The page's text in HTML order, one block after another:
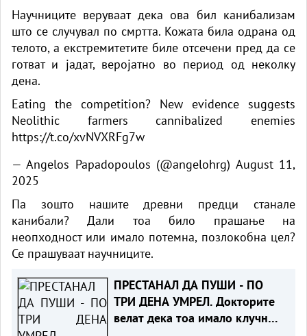
Научниците веруваат дека ова бил канибализам
што се случувал по смртта. Кожата била одрана од
телото, а екстремитетите биле отсечени пред да се
готват и јадат, веројатно во период од неколку
дена.
Eating the competition? New evidence suggests
Neolithic farmers cannibalized enemies
https://t.co/xvNVXRFg7w
— Angelos Papadopoulos (@angelohrg) August 11,
2025
Па зошто нашите древни предци станале
канибали? Дали тоа било прашање на
неопходност или имало потемна, позлокобна цел?
Се прашуваат научниците.
ПРЕСТАНАЛ ДА ПУШИ - ПО
ТРИ ДЕНА УМРЕЛ. Докторите
велат дека тоа имало клучно